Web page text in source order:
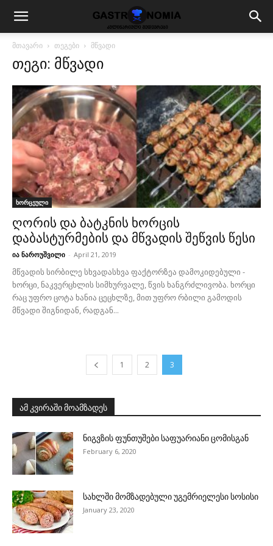
მთავარი თეგები მწვადი
თეგი: მწვადი
ხორცეული
ღორის და ბატკნის ხორცის
დაბასტურმების და მწვადის შეწვის წესი
ია ნაროუშვილი - April 21, 2019
მწვადის სირბილე სხვადასხვა ფაქტორზეა დამოკიდებული -
ხორცი, ნაკვერცხლის სიმხურვალე, წვის ხანგრძლივობა. ხორცი
რაც უფრო ცოტა ხანია ცეცხლზე, მით უფრო რბილი გამოდის
მწვადი შიგნიდან, რადგან...
1 2 3
ამ კვირაში მოამზადეს
ნიგვზის ფუნთუშები საფუარიანი ცომისგან
February 6, 2020
სახლში მომზადებული უგემრიელესი სოსისი
January 23, 2020